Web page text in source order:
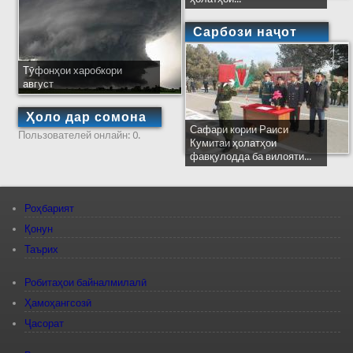
Тӯфонҳои харобкори
август
Ҳоло дар сомона
Пользователей онлайн: 0.
Сарбози наҷот
Сафари кории Раиси
Кумитаи ҳолатҳои
фавқулодда ба вилояти...
Роҳбарият
Қонун
Таърих
Робитаҳои байналмилалӣ
Ҳамоҳангсозӣ
Ҷасорат